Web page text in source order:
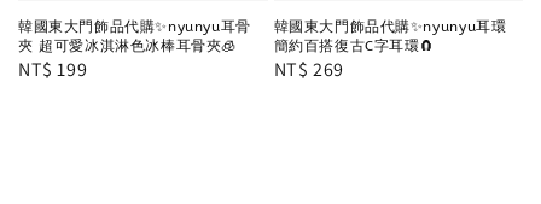
韓國東大門飾品代購✨nyunyu耳骨
夾 超可愛冰淇淋色冰棒耳骨夾🧊
Regular
NT$ 199
韓國東大門飾品代購✨nyunyu耳環
簡約百搭復古C字耳環🧲
Regular
NT$ 269